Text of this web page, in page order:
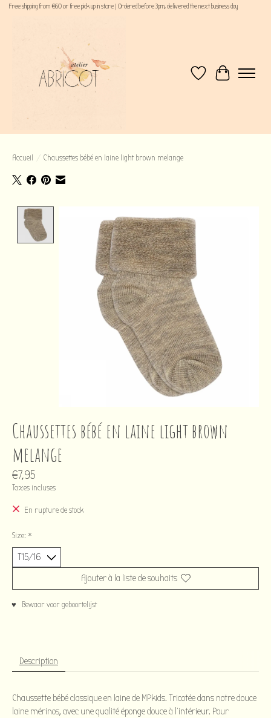
Free shipping from €60 or free pick up in store | Ordered before 3pm, delivered the next business day
Liste de souhaits
Panier
Accueil / Chaussettes bébé en laine light brown melange
Chaussettes bébé en laine light brown
melange
€7,95
Taxes incluses
En rupture de stock
Size: *
Ajouter à la liste de souhaits
♥ Bewaar voor geboortelijst
Description
Chaussette bébé classique en laine de MPkids. Tricotée dans notre douce
laine mérinos, avec une qualité éponge douce à l'intérieur. Pour